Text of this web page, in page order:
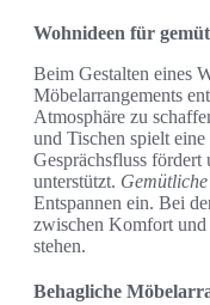
Wohnideen für
Beim Gestalten eines
Möbelarrangements
Atmosphäre zu
und Tischen spielt
Gesprächsfluss fördert
unterstützt. Gemütliche
Entspannen ein. Bei
zwischen Komfort
stehen.
Behagliche